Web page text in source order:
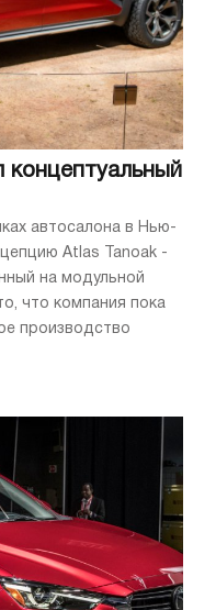
концептуальный
автосалона в Нью-
Atlas Tanoak -
на модульной
что компания пока
производство